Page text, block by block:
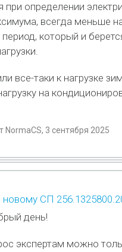
при определении
всегда меньше
который и
все-таки к нагрузке
на
NormaCS, 3 сентября 2025
СП
день!
экспертам можно